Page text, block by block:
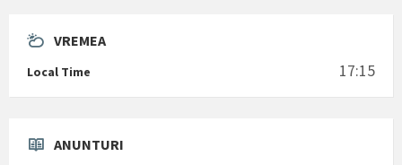
VREMEA
Local Time 17:15
ANUNTURI